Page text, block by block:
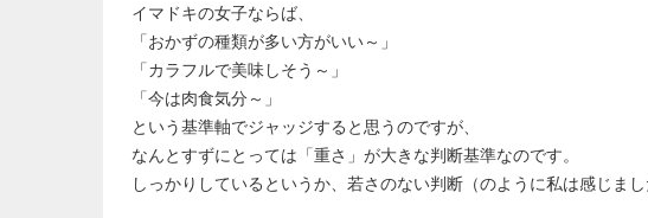
イマドキの女子ならば、
「おかずの種類が多い方がいい～」
「カラフルで美味しそう～」
「今は肉食気分～」
という基準軸でジャッジすると思うのですが、
なんとすずにとっては「重さ」が大きな判断基準なのです。
しっかりしているというか、若さのない判断（のように私は感じまし